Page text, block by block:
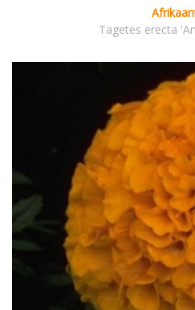
Tagetes erecta